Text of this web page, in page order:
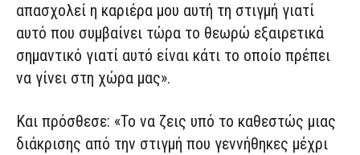
απασχολεί η καριέρα μου αυτή τη στιγμή γιατί
αυτό που συμβαίνει τώρα το θεωρώ εξαιρετικά
σημαντικό γιατί αυτό είναι κάτι το οποίο πρέπει
να γίνει στη χώρα μας».
Και πρόσθεσε: «Το να ζεις υπό το καθεστώς μιας
διάκρισης από την στιγμή που γεννήθηκες μέχρι